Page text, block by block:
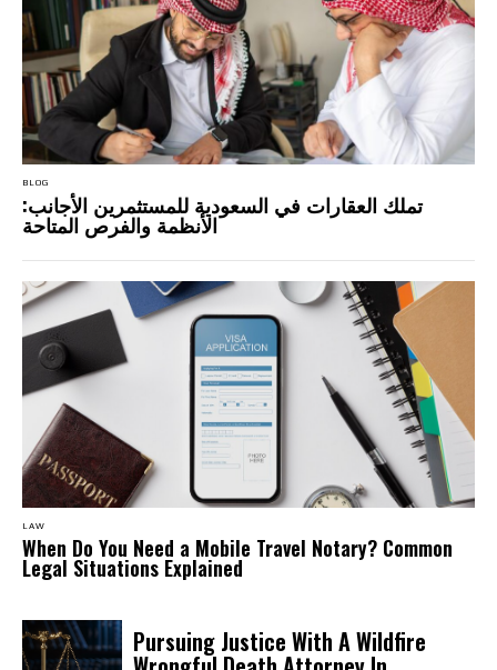
BLOG
تملك العقارات في السعودية للمستثمرين الأجانب:
الأنظمة والفرص المتاحة
LAW
When Do You Need a Mobile Travel Notary? Common
Legal Situations Explained
Pursuing Justice With A Wildfire